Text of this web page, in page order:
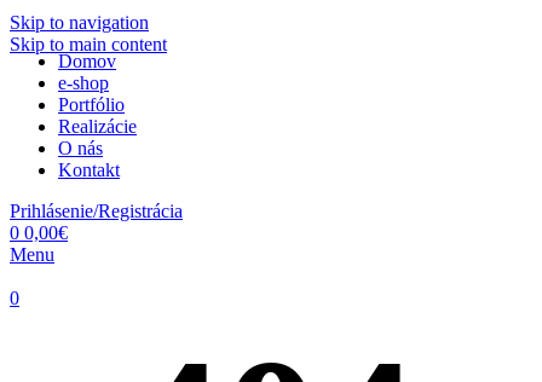
Skip to navigation
Skip to main content
Domov
e-shop
Portfólio
Realizácie
O nás
Kontakt
Prihlásenie/Registrácia
0 0,00€
Menu
0